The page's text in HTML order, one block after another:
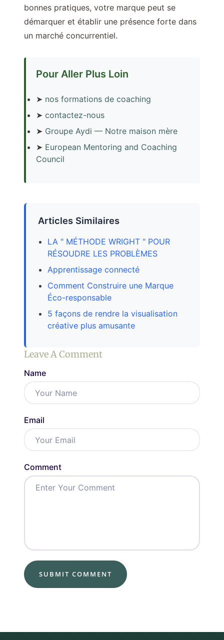
bonnes pratiques, votre marque peut se
démarquer et établir une présence forte dans
un marché concurrentiel.
Pour Aller Plus Loin
➤ nos formations de coaching
➤ contactez-nous
➤ Groupe Aydi — Notre maison mère
➤ European Mentoring and Coaching
Council
Articles Similaires
LA " MÉTHODE WRIGHT " POUR
RÉSOUDRE LES PROBLÈMES
Apprentissage connecté
Comment Construire une Marque
Éco-responsable
5 façons de rendre la visualisation
créative plus amusante
Leave A Comment
Name
Email
Comment